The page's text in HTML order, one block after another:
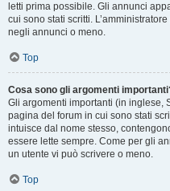
letti prima possibile. Gli annunci
cui sono stati scritti.
negli annunci o meno.
Top
Cosa sono gli argomenti
Gli argomenti importanti (in inglese,
pagina del forum in cui sono stati
intuisce dal nome stesso,
essere lette sempre. Come per gli
un utente vi può scrivere o meno.
Top